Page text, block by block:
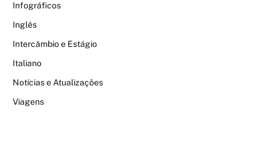
Infográficos
Inglês
Intercâmbio e Estágio
Italiano
Notícias e Atualizações
Viagens